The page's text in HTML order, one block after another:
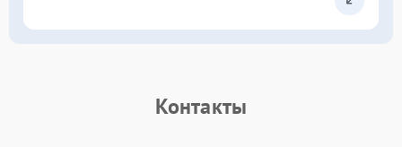
Контакты